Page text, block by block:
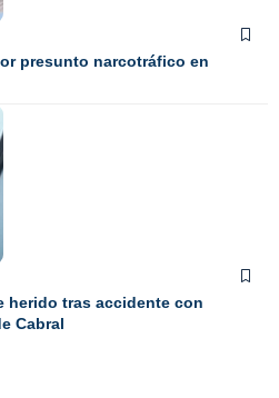
presunto narcotráfico en
herido tras accidente con
Cabral